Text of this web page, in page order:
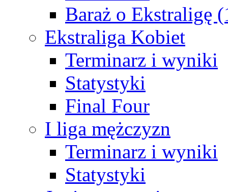
Baraż o Ekstraligę
Ekstraliga Kobiet
Terminarz i wyniki
Statystyki
Final Four
I liga mężczyzn
Terminarz i wyniki
Statystyki